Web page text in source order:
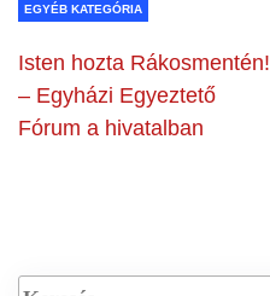
EGYÉB KATEGÓRIA
Isten hozta Rákosmentén!
– Egyházi Egyeztető
Fórum a hivatalban